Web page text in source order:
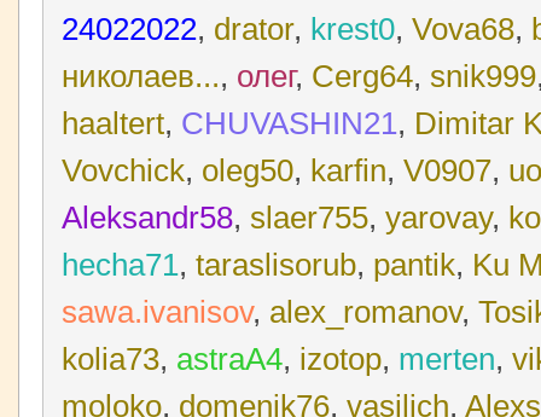
24022022, drator, krest0, Vova68,
николаев..., олег, Cerg64, snik999
haaltert, CHUVASHIN21 , Dimitar
Vovchick, oleg50, karfin, V0907,
Aleksandr58, slaer755, yarovay,
hecha71 , taraslisorub, pantik, Ku
sawa.ivanisov, alex_romanov,
kolia73, astraA4, izotop, merten,
moloko, domenik76, vasilich,